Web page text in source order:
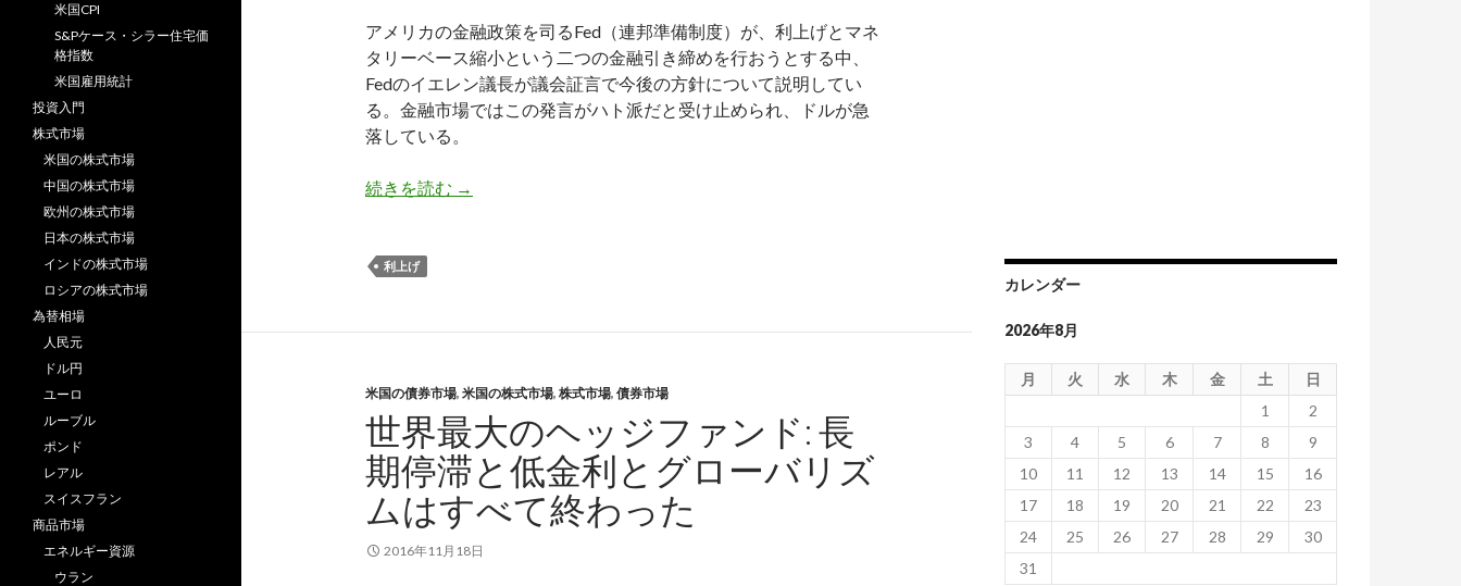
アメリカの金融政策を司るFed（連邦準備制度）が、利上げとマネ
タリーベース縮小という二つの金融引き締めを行おうとする中、
Fedのイエレン議長が議会証言で今後の方針について説明してい
る。金融市場ではこの発言がハト派だと受け止められ、ドルが急
落している。
続きを読む イエレン議長: 政策金利はそれほど上がる必要はない
→
利上げ
米国の債券市場, 米国の株式市場, 株式市場, 債券市場
世界最大のヘッジファンド: 長
期停滞と低金利とグローバリズ
ムはすべて終わった
2016年11月18日
カレンダー
2026年8月
月 火 水 木 金 土
日
1
2
3
4 5 6 7 8
9
10
11 12 13 14 15
16
17
18 19 20 21 22
23
24
25 26 27 28 29
30
31
米国CPI
S&Pケース・シラー住宅価
格指数
米国雇用統計
投資入門
株式市場
米国の株式市場
中国の株式市場
欧州の株式市場
日本の株式市場
インドの株式市場
ロシアの株式市場
為替相場
人民元
ドル円
ユーロ
ルーブル
ポンド
レアル
スイスフラン
商品市場
エネルギー資源
ウラン